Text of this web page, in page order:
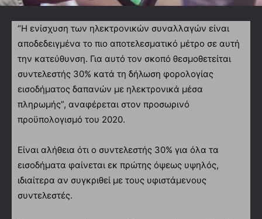
“Η ενίσχυση των ηλεκτρονικών συναλλαγών είναι
αποδεδειγμένα το πιο αποτελεσματικό μέτρο σε αυτή
την κατεύθυνση. Για αυτό τον σκοπό θεσμοθετείται
συντελεστής 30% κατά τη δήλωση φορολογίας
εισοδήματος δαπανών με ηλεκτρονικά μέσα
πληρωμής”, αναφέρεται στον προσωρινό
προϋπολογισμό του 2020.
Είναι αλήθεια ότι ο συντελεστής 30% για όλα τα
εισοδήματα φαίνεται εκ πρώτης όψεως υψηλός,
ιδιαίτερα αν συγκριθεί με τους υφιστάμενους
συντελεστές.